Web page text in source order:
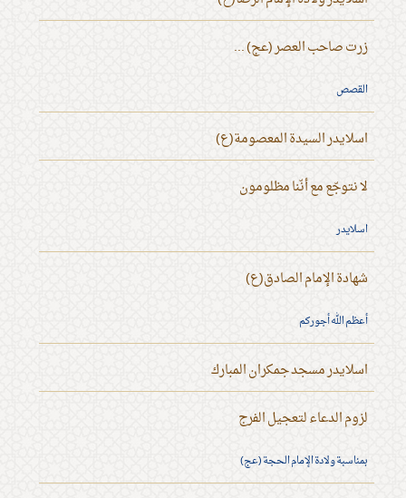
زرت صاحب العصر (عج) ...
القصص
اسلايدر السيدة المعصومة(ع)
لا نتوجّع مع أنّنا مظلومون
اسلايدر
شهادة الإمام الصادق(ع)
أعظم الله أجوركم
اسلايدر مسجد جمكران المبارك
لزوم الدعاء لتعجيل الفرج
بمناسبة ولادة الإمام الحجة (عج)